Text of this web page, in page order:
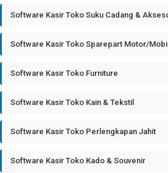
Software Kasir Toko Suku Cadang &
Software Kasir Toko Sparepart Motor/Mobil
Software Kasir Toko Furniture
Software Kasir Toko Kain & Tekstil
Software Kasir Toko Perlengkapan Jahit
Software Kasir Toko Kado & Souvenir